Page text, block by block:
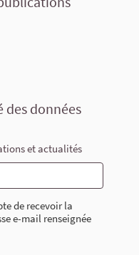
données
et actualités
de recevoir la
e-mail renseignée